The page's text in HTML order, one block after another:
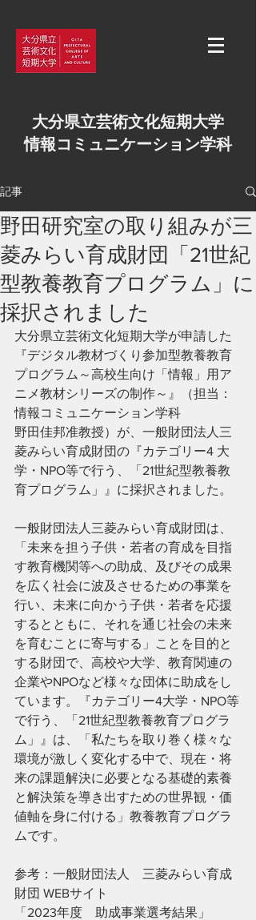
大分県立芸術文化短期大学
情報コミュニケーション学科
記事
野田研究室の取り組みが三
菱みらい育成財団「21世紀
型教養教育プログラム」に
採択されました
大分県立芸術文化短期大学が申請した
『デジタル教材づくり参加型教養教育
プログラム～高校生向け「情報」用ア
ニメ教材シリーズの制作～』（担当：
情報コミュニケーション学科
野田佳邦准教授）が、一般財団法人三
菱みらい育成財団の『カテゴリー4 大
学・NPO等で行う、「21世紀型教養教
育プログラム」』に採択されました。
一般財団法人三菱みらい育成財団は、
「未来を担う子供・若者の育成を目指
す教育機関等への助成、及びその成果
を広く社会に波及させるための事業を
行い、未来に向かう子供・若者を応援
するとともに、それを通じ社会の未来
を育むことに寄与する」ことを目的と
する財団で、高校や大学、教育関連の
企業やNPOなど様々な団体に助成をし
ています。『カテゴリー4大学・NPO等
で行う、「21世紀型教養教育プログラ
ム」』は、「私たちを取り巻く様々な
環境が激しく変化する中で、現在・将
来の課題解決に必要となる基礎的素養
と解決策を導き出すための世界観・価
値軸を身に付ける」教養教育プログラ
ムです。
参考：一般財団法人　三菱みらい育成
財団 WEBサイト
「2023年度　助成事業選考結果」